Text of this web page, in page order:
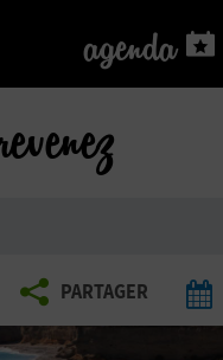
agenda
agenda
revenez
PARTAGER